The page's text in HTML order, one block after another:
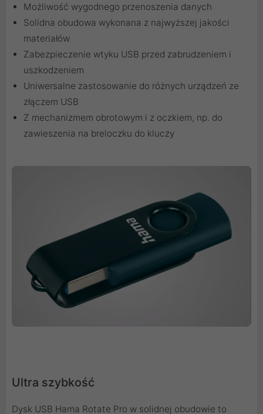
Możliwość wygodnego przenoszenia danych
Solidna obudowa wykonana z najwyższej jakości
materiałów
Zabezpieczenie wtyku USB przed zabrudzeniem i
uszkodzeniem
Uniwersalne zastosowanie do różnych urządzeń ze
złączem USB
Z mechanizmem obrotowym i z oczkiem, np. do
zawieszenia na breloczku do kluczy
Ultra szybkość
Dysk USB Hama Rotate Pro w solidnej obudowie to